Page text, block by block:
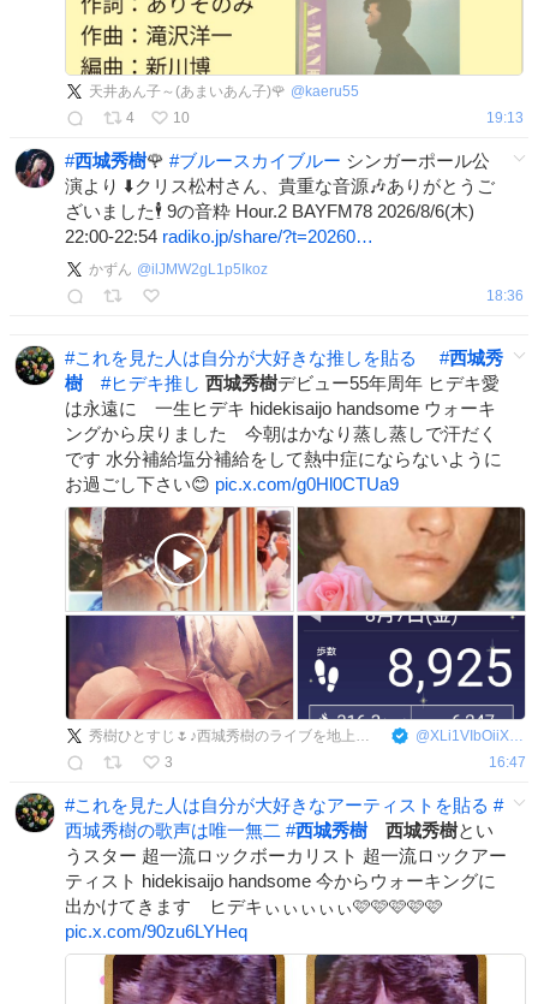
天井あん子～(あまいあん子)🌹 @ kaeru55
4
10 19:13
#西城秀樹🌹 #ブルースカイブルー シンガーポール公
演より ⬇️クリス松村さん、貴重な音源🎶ありがとうご
ざいました🕴️ 9の音粋 Hour.2 BAYFM78 2026/8/6(木)
22:00-22:54 radiko.jp/share/?t=20260…
かずん @ilJMW2gL1p5Ikoz
18:36
#これを見た人は自分が大好きな推しを貼る #西城秀
樹
#ヒデキ推し 西城秀樹デビュー55年周年 ヒデキ愛
は永遠に 一生ヒデキ hidekisaijo handsome ウォーキ
ングから戻りました 今朝はかなり蒸し蒸しで汗だく
です 水分補給塩分補給をして熱中症にならないように
お過ごし下さい😊 pic.x.com/g0Hl0CTUa9
秀樹ひとすじ🌷♪西城秀樹のライブを地上波放送熱望 @XLi1VIbOiiXcbCs
3
16:47
#これを見た人は自分が大好きなアーティストを貼る #
西城秀樹の歌声は唯一無二 #西城秀樹 西城秀樹とい
うスター 超一流ロックボーカリスト 超一流ロックアー
ティスト hidekisaijo handsome 今からウォーキングに
出かけてきます ヒデキぃぃぃぃぃ🩷🩷🩷🩷🩷
pic.x.com/90zu6LYHeq